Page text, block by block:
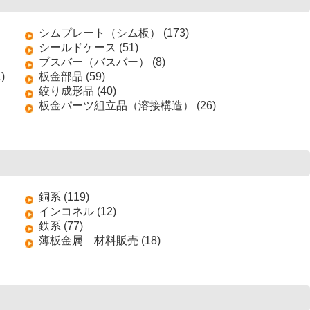
シムプレート（シム板） (173)
シールドケース (51)
ブスバー（バスバー） (8)
板金部品 (59)
絞り成形品 (40)
板金パーツ組立品（溶接構造） (26)
銅系 (119)
インコネル (12)
鉄系 (77)
薄板金属 材料販売 (18)